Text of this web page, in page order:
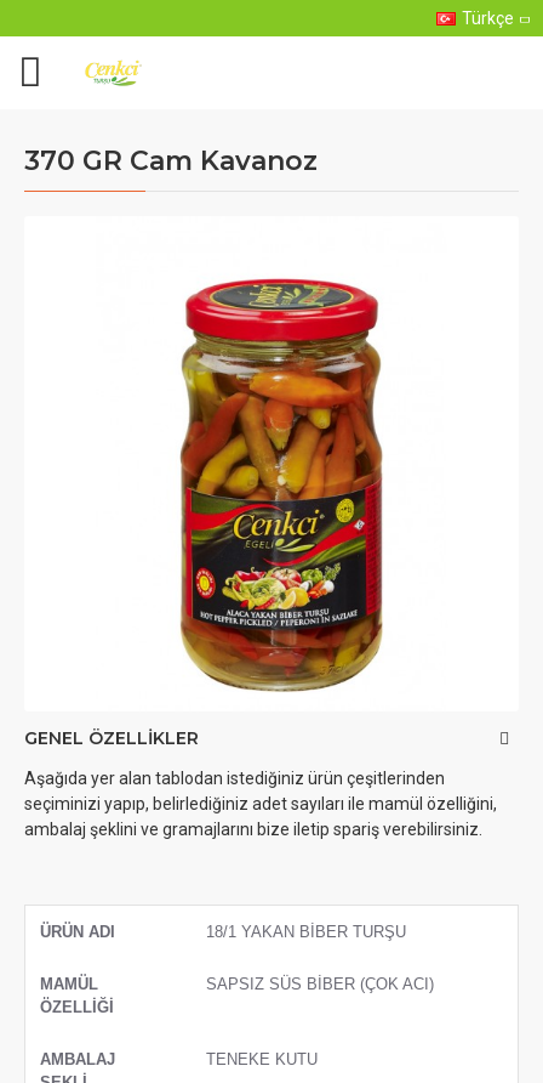
Türkçe
370 GR Cam Kavanoz
GENEL ÖZELLIKLER
Aşağıda yer alan tablodan istediğiniz ürün çeşitlerinden
seçiminizi yapıp, belirlediğiniz adet sayıları ile mamül özelliğini,
ambalaj şeklini ve gramajlarını bize iletip spariş verebilirsiniz.
ÜRÜN ADI MAMÜL ÖZELLİĞİ AMBALAJ ŞEKLİ
18/1 YAKAN BİBER TURŞU
SAPSIZ SÜS BİBER (ÇOK ACI)
TENEKE KUTU